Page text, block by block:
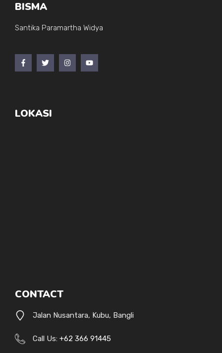
BISMA
Santika Paramartha Widya
LOKASI
CONTACT
Jalan Nusantara, Kubu, Bangli
Call Us: +62 366 91445